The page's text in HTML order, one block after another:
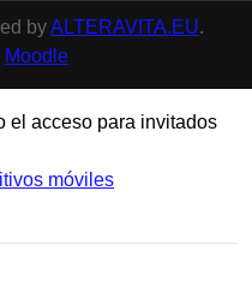
byALTERAVITA.EU.
Moodle
el acceso para invitados
móviles